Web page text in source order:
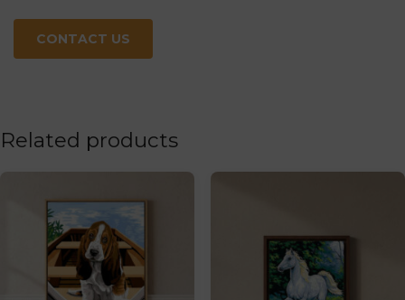
CONTACT US
Related products